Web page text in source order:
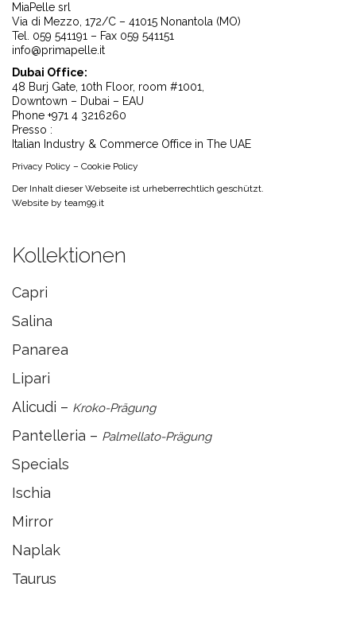
MiaPelle srl
Via di Mezzo, 172/C – 41015 Nonantola (MO)
Tel. 059 541191 – Fax 059 541151
info@primapelle.it
Dubai Office:
48 Burj Gate, 10th Floor, room #1001,
Downtown – Dubai – EAU
Phone +971 4 3216260
Presso :
Italian Industry & Commerce Office in The UAE
Privacy Policy – Cookie Policy
Der Inhalt dieser Webseite ist urheberrechtlich geschützt.
Website by team99.it
Kollektionen
Capri
Salina
Panarea
Lipari
Alicudi – Kroko-Prägung
Pantelleria – Palmellato-Prägung
Specials
Ischia
Mirror
Naplak
Taurus